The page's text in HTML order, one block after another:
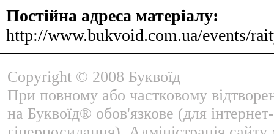
Постійна адреса матеріалу:
http://www.bukvoid.com.ua/events/
Copyright © 2008 Буквоїд
При повному або частковому
на Буквоїд® обов'язкове (для